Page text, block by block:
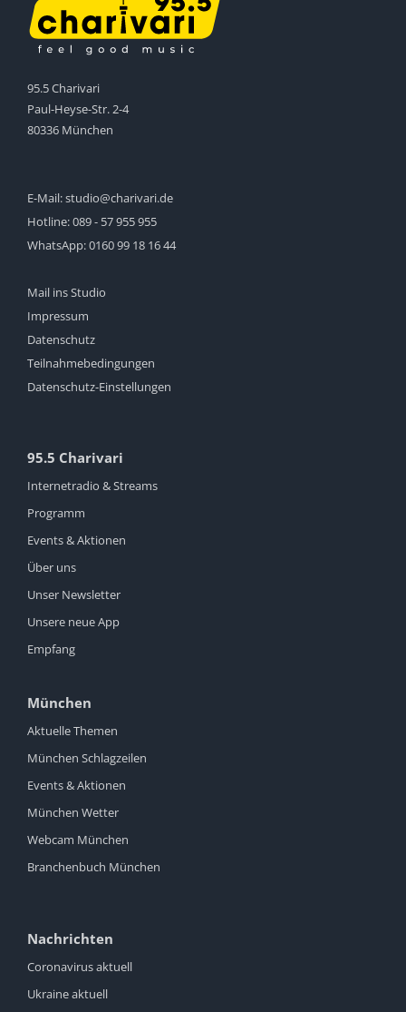
95.5 Charivari
Paul-Heyse-Str. 2-4
80336 München
E-Mail:studio@charivari.de
Hotline:089 - 57 955 955
WhatsApp:0160 99 18 16 44
Mail ins Studio
Impressum
Datenschutz
Teilnahmebedingungen
Datenschutz-Einstellungen
95.5 Charivari
Internetradio & Streams
Programm
Events & Aktionen
Über uns
Unser Newsletter
Unsere neue App
Empfang
München
Aktuelle Themen
München Schlagzeilen
Events & Aktionen
München Wetter
Webcam München
Branchenbuch München
Nachrichten
Coronavirus aktuell
Ukraine aktuell